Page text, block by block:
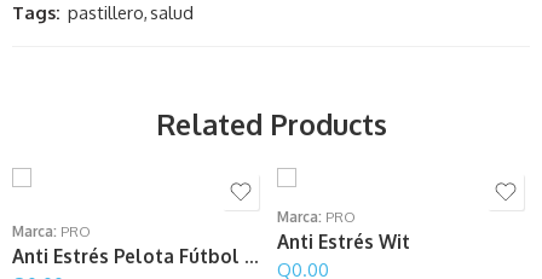
Tags: pastillero,salud
Related Products
Marca: PRO
Anti Estrés Pelota Fútbol Americano
Marca: PRO
Anti Estrés Wit
Q0.00